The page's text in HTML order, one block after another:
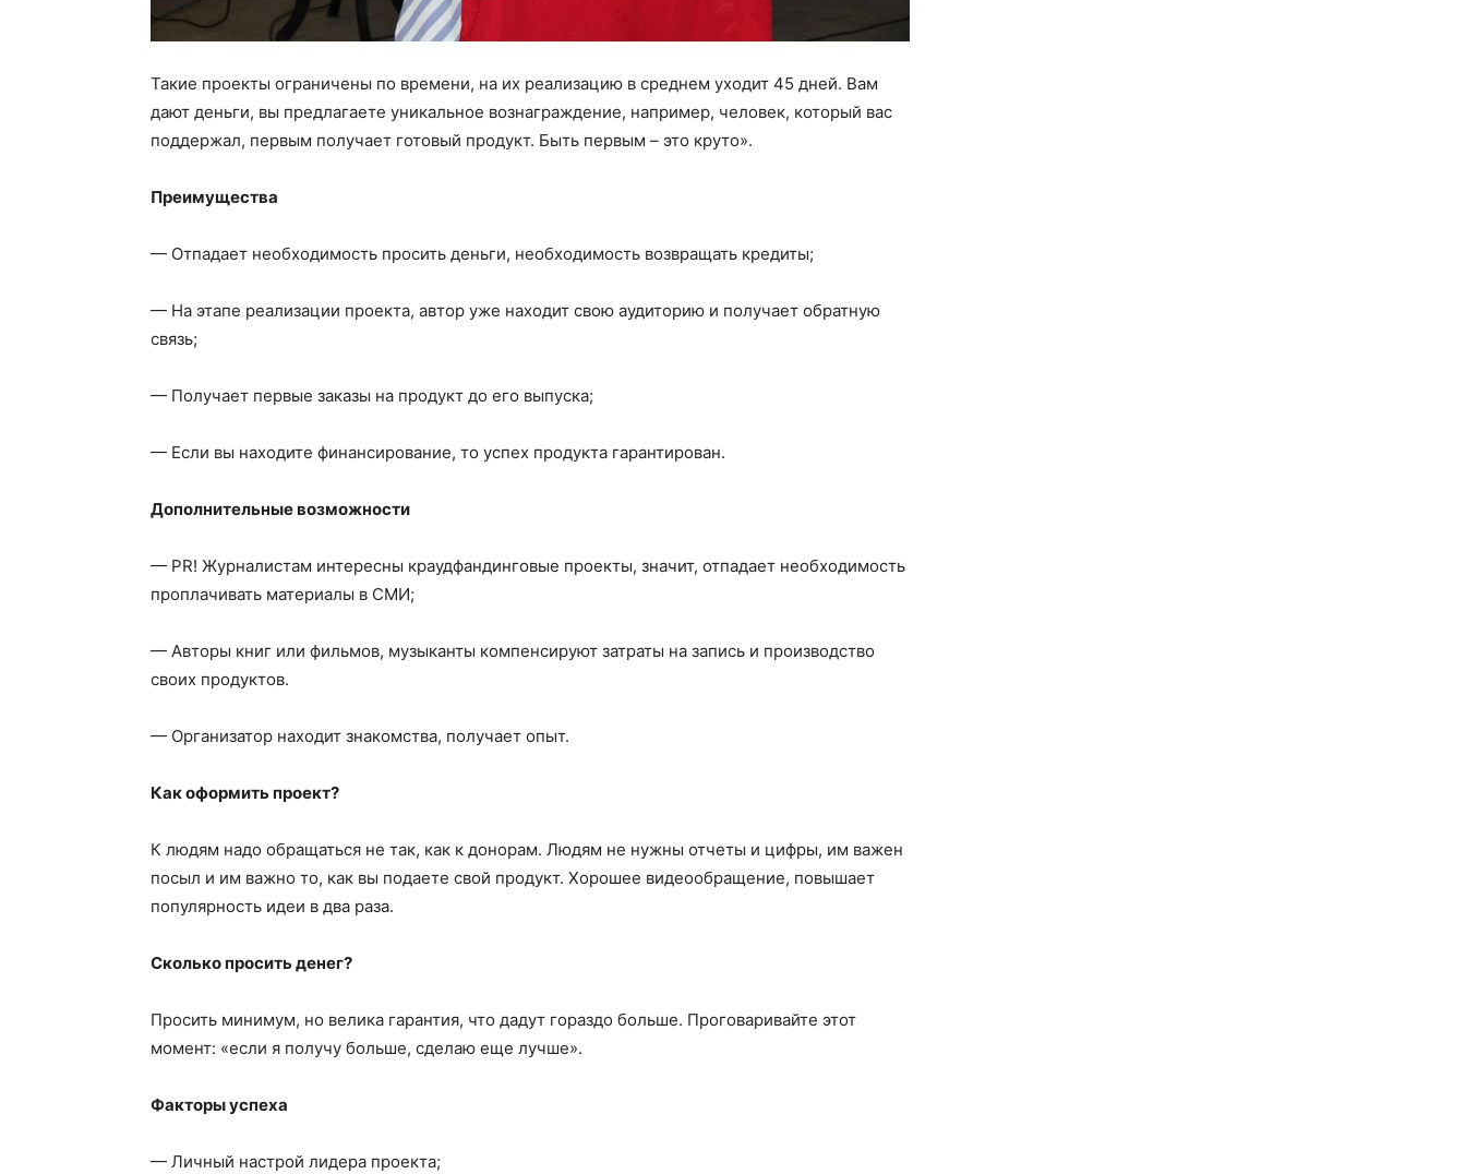
Такие проекты ограничены по времени, на их реализацию в среднем уходит 45 дней. Вам
дают деньги, вы предлагаете уникальное вознаграждение, например, человек, который вас
поддержал, первым получает готовый продукт. Быть первым – это круто».
Преимущества
— Отпадает необходимость просить деньги, необходимость возвращать кредиты;
— На этапе реализации проекта, автор уже находит свою аудиторию и получает обратную
связь;
— Получает первые заказы на продукт до его выпуска;
— Если вы находите финансирование, то успех продукта гарантирован.
Дополнительные возможности
— PR! Журналистам интересны краудфандинговые проекты, значит, отпадает необходимость
проплачивать материалы в СМИ;
— Авторы книг или фильмов, музыканты компенсируют затраты на запись и производство
своих продуктов.
— Организатор находит знакомства, получает опыт.
Как оформить проект?
К людям надо обращаться не так, как к донорам. Людям не нужны отчеты и цифры, им важен
посыл и им важно то, как вы подаете свой продукт. Хорошее видеообращение, повышает
популярность идеи в два раза.
Сколько просить денег?
Просить минимум, но велика гарантия, что дадут гораздо больше. Проговаривайте этот
момент: «если я получу больше, сделаю еще лучше».
Факторы успеха
— Личный настрой лидера проекта;